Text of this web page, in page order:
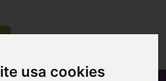
usa cookies